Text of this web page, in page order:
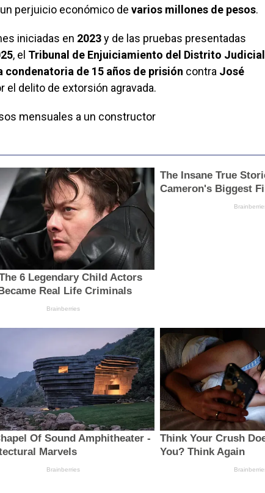
perjuicio económico de varios millones de pesos.
iniciadas en 2023y de las pruebas presentadas
, el Tribunal de Enjuiciamiento del Distrito Judicial
condenatoria de 15 años de prisión contra José
el delito de extorsión agravada.
mensuales a un constructor